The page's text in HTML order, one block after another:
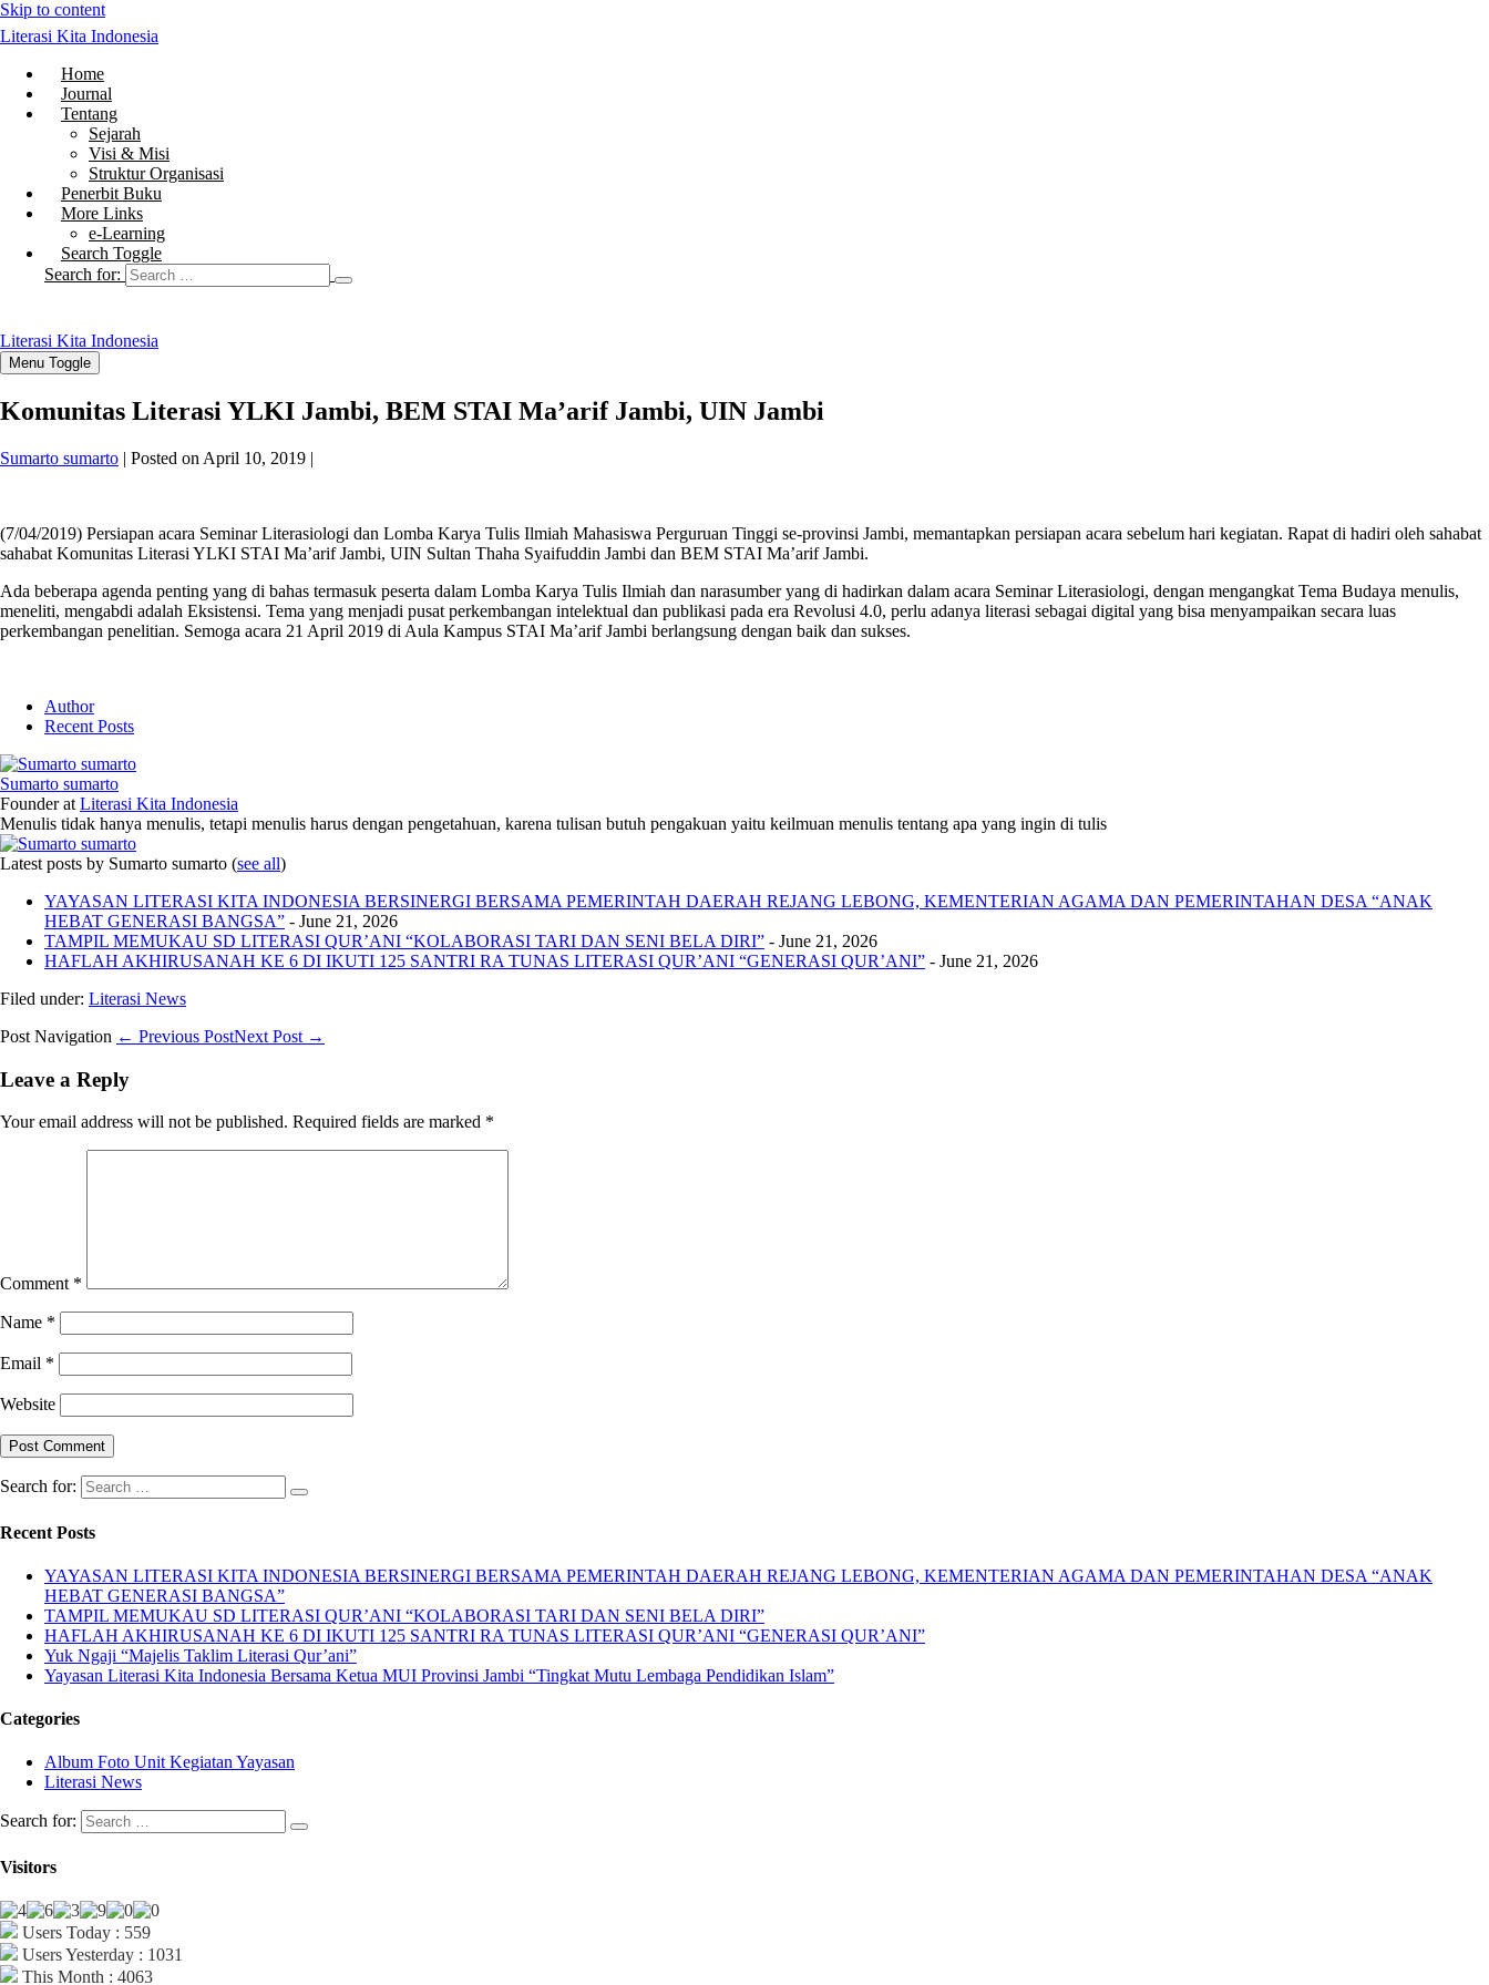
Skip to content
Literasi Kita Indonesia
Home
Journal
Tentang
Sejarah
Visi & Misi
Struktur Organisasi
Penerbit Buku
More Links
e-Learning
Search Toggle
Search for:
Literasi Kita Indonesia
Menu Toggle
Komunitas Literasi YLKI Jambi, BEM STAI Ma’arif Jambi, UIN Jambi
Sumarto sumarto | Posted on April 10, 2019 |
(7/04/2019) Persiapan acara Seminar Literasiologi dan Lomba Karya Tulis Ilmiah Mahasiswa Perguruan Tinggi se-provinsi Jambi, memantapkan persiapan acara sebelum hari kegiatan. Rapat di hadiri oleh sahabat
sahabat Komunitas Literasi YLKI STAI Ma’arif Jambi, UIN Sultan Thaha Syaifuddin Jambi dan BEM STAI Ma’arif Jambi.
Ada beberapa agenda penting yang di bahas termasuk peserta dalam Lomba Karya Tulis Ilmiah dan narasumber yang di hadirkan dalam acara Seminar Literasiologi, dengan mengangkat Tema Budaya menulis,
meneliti, mengabdi adalah Eksistensi. Tema yang menjadi pusat perkembangan intelektual dan publikasi pada era Revolusi 4.0, perlu adanya literasi sebagai digital yang bisa menyampaikan secara luas
perkembangan penelitian. Semoga acara 21 April 2019 di Aula Kampus STAI Ma’arif Jambi berlangsung dengan baik dan sukses.
Author
Recent Posts
Sumarto sumarto
Founderat Literasi Kita Indonesia
Menulis tidak hanya menulis, tetapi menulis harus dengan pengetahuan, karena tulisan butuh pengakuan yaitu keilmuan menulis tentang apa yang ingin di tulis
Latest posts by Sumarto sumarto (see all)
YAYASAN LITERASI KITA INDONESIA BERSINERGI BERSAMA PEMERINTAH DAERAH REJANG LEBONG, KEMENTERIAN AGAMA DAN PEMERINTAHAN DESA “ANAK
HEBAT GENERASI BANGSA” - June 21, 2026
TAMPIL MEMUKAU SD LITERASI QUR’ANI “KOLABORASI TARI DAN SENI BELA DIRI” - June 21, 2026
HAFLAH AKHIRUSANAH KE 6 DI IKUTI 125 SANTRI RA TUNAS LITERASI QUR’ANI “GENERASI QUR’ANI” - June 21, 2026
Filed under: Literasi News
Post Navigation ← Previous PostNext Post →
Leave a Reply
Your email address will not be published. Required fields are marked *
Comment *
Name *
Email *
Website
Search for:
Recent Posts
YAYASAN LITERASI KITA INDONESIA BERSINERGI BERSAMA PEMERINTAH DAERAH REJANG LEBONG, KEMENTERIAN AGAMA DAN PEMERINTAHAN DESA “ANAK
HEBAT GENERASI BANGSA”
TAMPIL MEMUKAU SD LITERASI QUR’ANI “KOLABORASI TARI DAN SENI BELA DIRI”
HAFLAH AKHIRUSANAH KE 6 DI IKUTI 125 SANTRI RA TUNAS LITERASI QUR’ANI “GENERASI QUR’ANI”
Yuk Ngaji “Majelis Taklim Literasi Qur’ani”
Yayasan Literasi Kita Indonesia Bersama Ketua MUI Provinsi Jambi “Tingkat Mutu Lembaga Pendidikan Islam”
Categories
Album Foto Unit Kegiatan Yayasan
Literasi News
Search for:
Visitors
Users Today : 559
Users Yesterday : 1031
This Month : 4063